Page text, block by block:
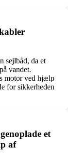
sejlbåd, da et
vandet.
motor ved hjælp
for sikkerheden
et
af